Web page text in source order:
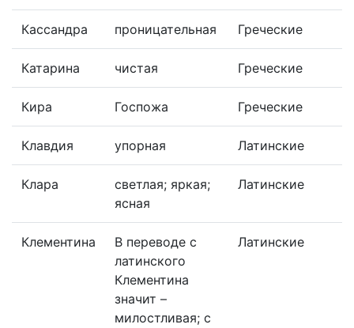
Кассандра проницательная Греческие
Катарина чистая Греческие
Кира Госпожа Греческие
Клавдия упорная Латинские
Клара
светлая; яркая;
ясная
Латинские
Клементина
В переводе с
латинского
Клементина
значит –
милостливая; с
Латинские